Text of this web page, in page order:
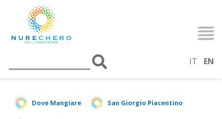
IT EN
Dove Mangiare San Giorgio Piacentino